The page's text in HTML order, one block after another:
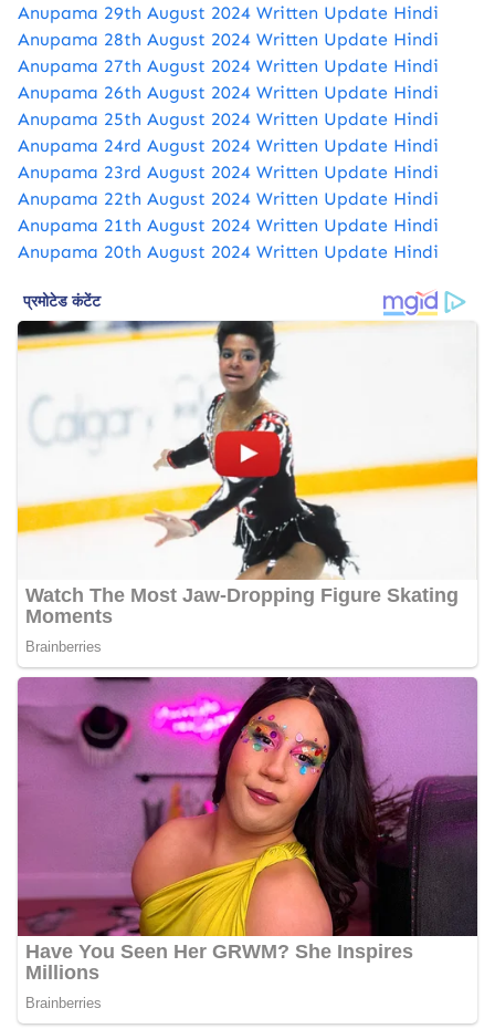
Anupama 29th August 2024 Written Update Hindi
Anupama 28th August 2024 Written Update Hindi
Anupama 27th August 2024 Written Update Hindi
Anupama 26th August 2024 Written Update Hindi
Anupama 25th August 2024 Written Update Hindi
Anupama 24rd August 2024 Written Update Hindi
Anupama 23rd August 2024 Written Update Hindi
Anupama 22th August 2024 Written Update Hindi
Anupama 21th August 2024 Written Update Hindi
Anupama 20th August 2024 Written Update Hindi